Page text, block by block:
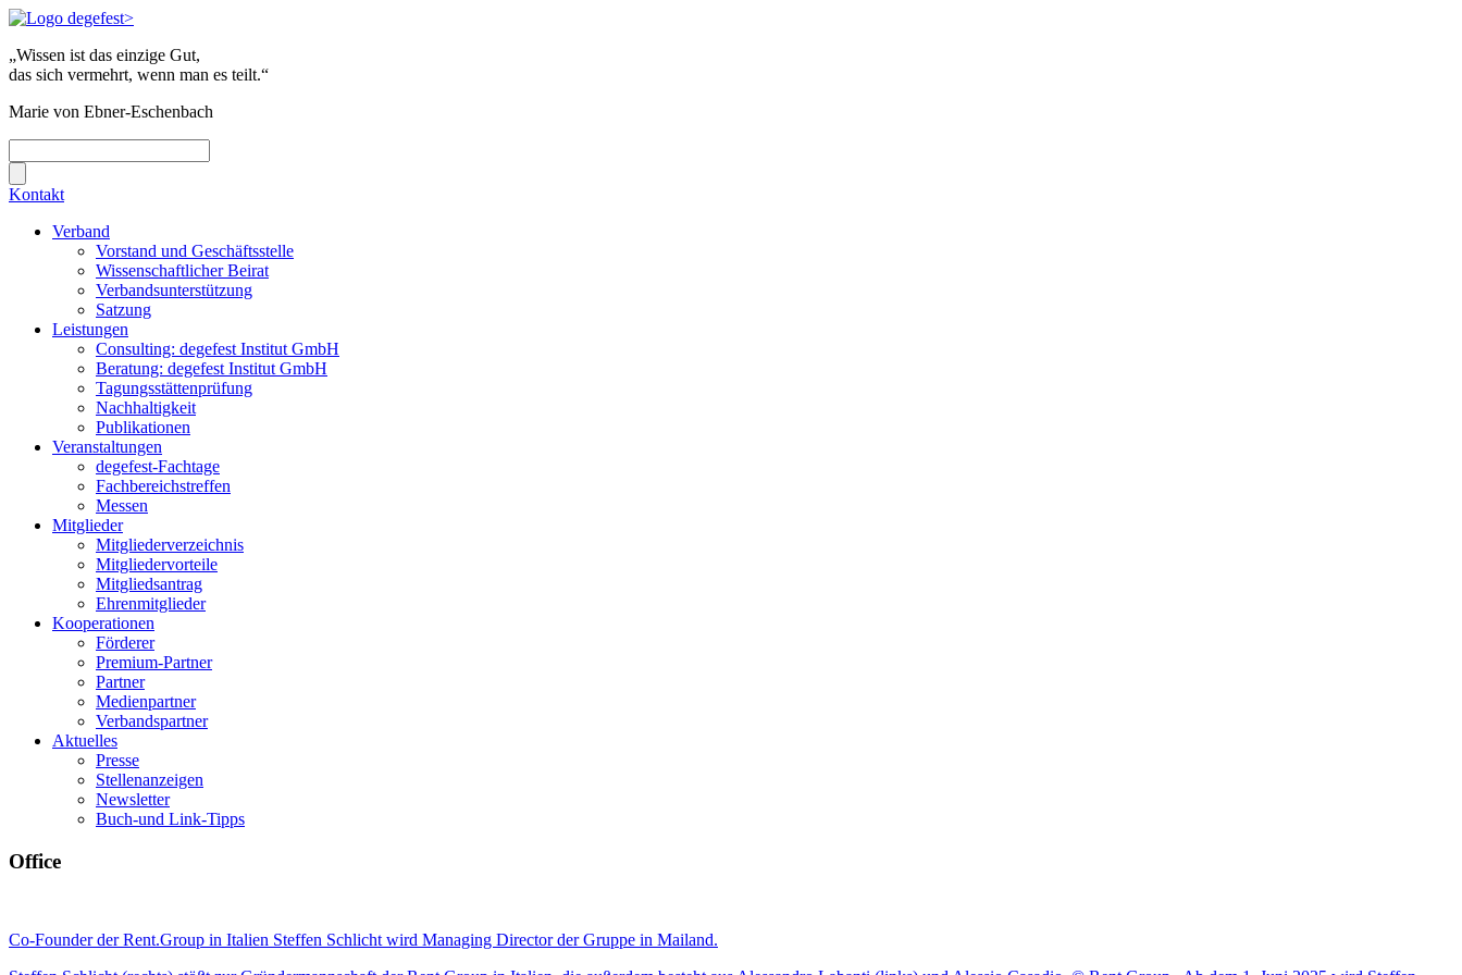
„Wissen ist das einzige Gut,
das sich vermehrt, wenn man es teilt.“
Marie von Ebner-Eschenbach
Kontakt
Verband
Vorstand und Geschäftsstelle
Wissenschaftlicher Beirat
Verbandsunterstützung
Satzung
Leistungen
Consulting: degefest Institut GmbH
Beratung: degefest Institut GmbH
Tagungsstättenprüfung
Nachhaltigkeit
Publikationen
Veranstaltungen
degefest-Fachtage
Fachbereichstreffen
Messen
Mitglieder
Mitgliederverzeichnis
Mitgliedervorteile
Mitgliedsantrag
Ehrenmitglieder
Kooperationen
Förderer
Premium-Partner
Partner
Medienpartner
Verbandspartner
Aktuelles
Presse
Stellenanzeigen
Newsletter
Buch-und Link-Tipps
Office
Co-Founder der Rent.Group in Italien Steffen Schlicht wird Managing Director der Gruppe in Mailand.